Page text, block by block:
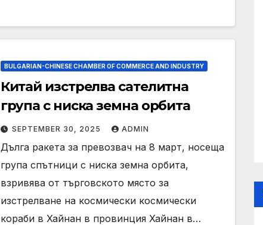
BULGARIAN-CHINESE CHAMBER OF COMMERCE AND INDUSTRY
Китай изстрелва сателитна
група с ниска земна орбита
SEPTEMBER 30, 2025 ADMIN
Дълга ракета за превозвач на 8 март, носеща
група спътници с ниска земна орбита,
взривява от търговското място за
изстрелване на космически космически
кораби в Хайнан в провинция Хайнан в…